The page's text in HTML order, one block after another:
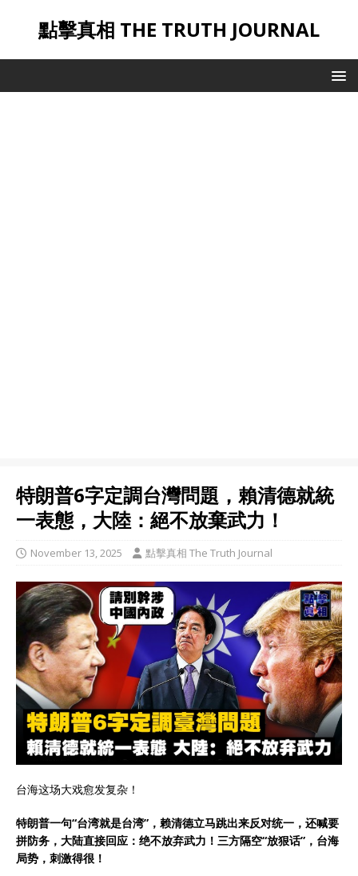
點擊真相 THE TRUTH JOURNAL
特朗普6字定調台灣問題，賴清德就統
一表態，大陸：絕不放棄武力！
November 13, 2025 點擊真相 The Truth Journal
台海这场大戏愈发复杂！
特朗普一句“台湾就是台湾”，赖清德立马跳出来反对统一，还喊要
拼防务，大陆直接回应：绝不放弃武力！三方隔空“放狠话”，台海
局势，刺激得很！